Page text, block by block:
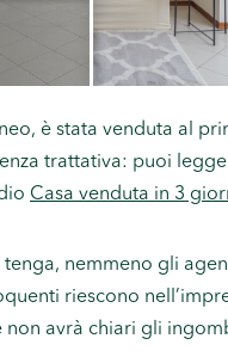
è stata venduta al
trattativa: puoi
Casa venduta in 3
tenga, nemmeno gli
riescono
non avrà chiari gli